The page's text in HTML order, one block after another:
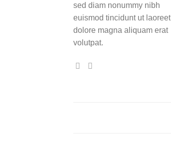
sed diam nonummy nibh
euismod tincidunt ut laoreet
dolore magna aliquam erat
volutpat.